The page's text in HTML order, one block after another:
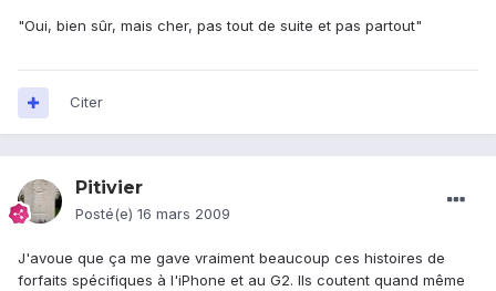
"Oui, bien sûr, mais cher, pas tout de suite et pas partout"
Citer
Pitivier
Posté(e) 16 mars 2009
J'avoue que ça me gave vraiment beaucoup ces histoires de
forfaits spécifiques à l'iPhone et au G2. Ils coutent quand même